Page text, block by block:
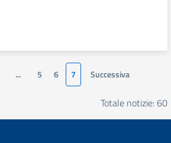
... 5 6 7 Successiva
Totale notizie: 60